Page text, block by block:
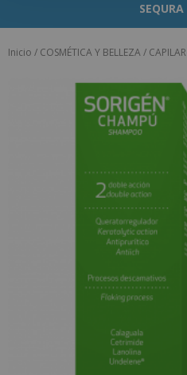
SEQURA
Inicio / COSMÉTICA Y BELLEZA/ CAPILAR